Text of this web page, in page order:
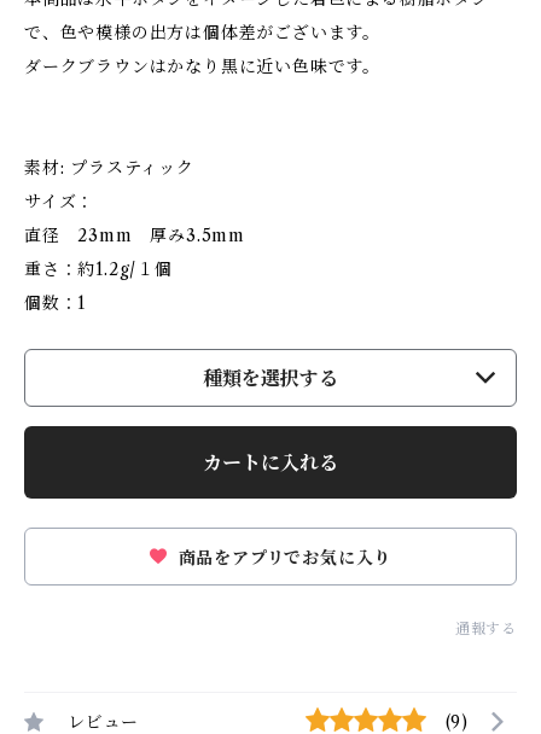
で、色や模様の出方は個体差がございます。
ダークブラウンはかなり黒に近い色味です。
素材: プラスティック
サイズ：
直径 23mm 厚み3.5mm
重さ：約1.2g/１個
個数：1
種類を選択する
カートに入れる
商品をアプリでお気に入り
通報する
レビュー (9)